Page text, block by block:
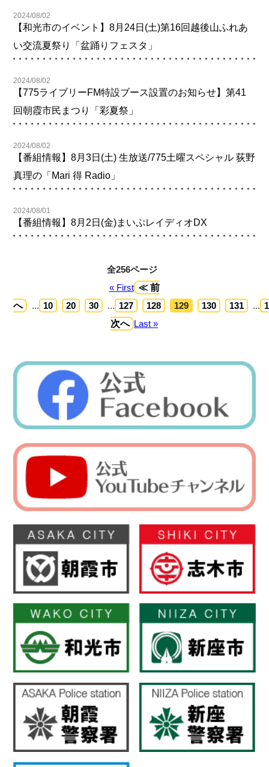
2024/08/02
【和光市のイベント】8月24日(土)第16回越後山ふれあ
い交流夏祭り「盆踊りフェスタ」
2024/08/02
【775ライブリーFM特設ブース設置のお知らせ】第41
回朝霞市民まつり「彩夏祭」
2024/08/02
【番組情報】8月3日(土) 生放送/775土曜スペシャル 荻野
真理の「Mari 得 Radio」
2024/08/01
【番組情報】8月2日(金)まいぷレイディオDX
全256ページ
« First ≪ 前
へ ... 10 20 30 ... 127 128 129 130 131 ...
次へ Last »